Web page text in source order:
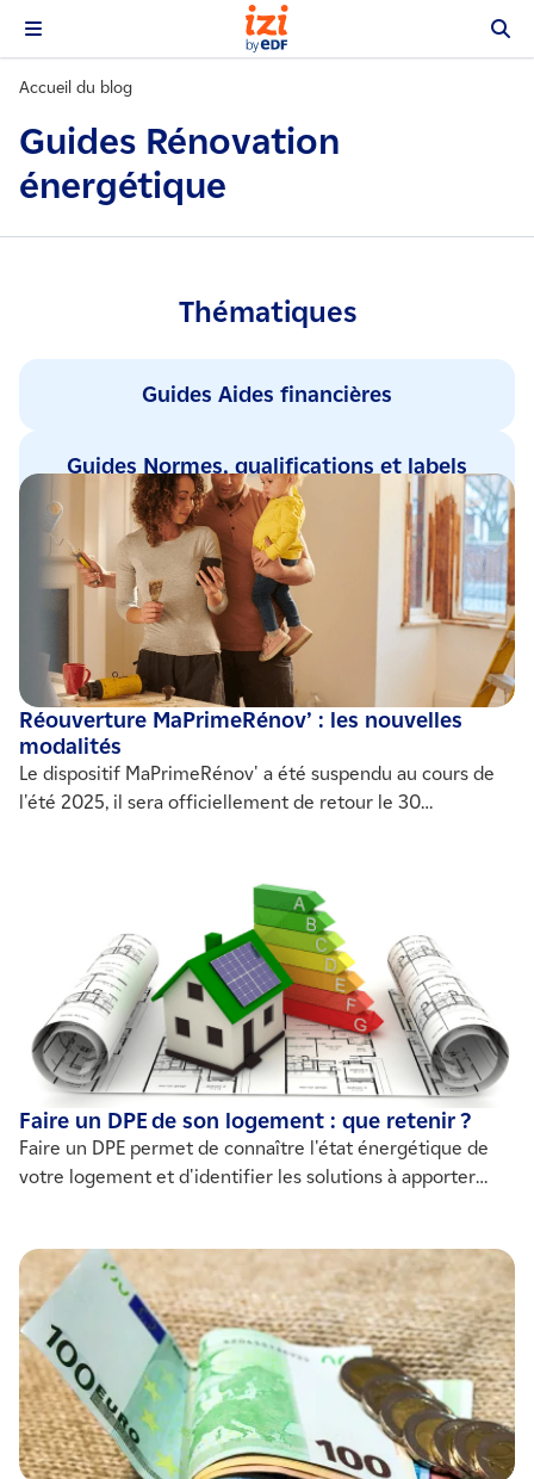
Accueil du blog
Guides Rénovation
énergétique
Thématiques
Guides Aides financières
Guides Normes, qualifications et labels
Réouverture MaPrimeRénov’ : les nouvelles
modalités
Le dispositif MaPrimeRénov' a été suspendu au cours de
l'été 2025, il sera officiellement de retour le 30
ces nouvelles modalités afin de préparer votre projet en
Faire un DPE de son logement : que retenir ?
Faire un DPE permet de connaître l'état énergétique de
votre logement et d'identifier les solutions à apporter
réaliser ? Par qui ? Quelle est sa durée de validité ? Nous
vous expliquons tout !